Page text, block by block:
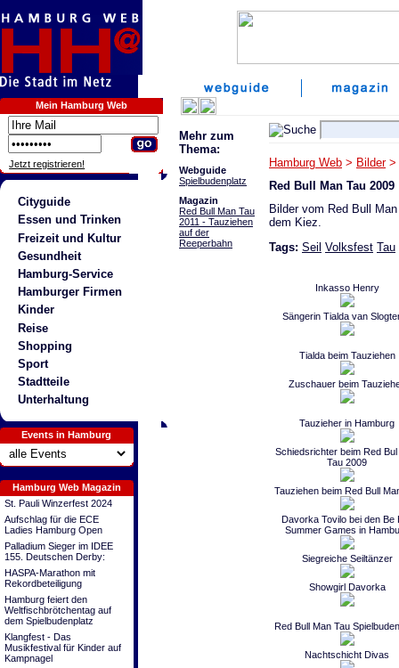
Mein Hamburg Web
Jetzt registrieren!
Cityguide
Essen und Trinken
Freizeit und Kultur
Gesundheit
Hamburg-Service
Hamburger Firmen
Kinder
Reise
Shopping
Sport
Stadtteile
Unterhaltung
Events in Hamburg
Hamburg Web Magazin
St. Pauli Winzerfest 2024
Aufschlag für die ECE
Ladies Hamburg Open
Palladium Sieger im IDEE
155. Deutschen Derby:
HASPA-Marathon mit
Rekordbeteiligung
Hamburg feiert den
Weltfischbrötchentag auf
dem Spielbudenplatz
Klangfest - Das
Musikfestival für Kinder auf
Kampnagel
Mehr zum
Thema:
Webguide
Spielbudenplatz
Magazin
Red Bull Man Tau
2011 - Tauziehen
auf der
Reeperbahn
Hamburg Web > Bilder>
Red Bull Man Tau 2009
Bilder vom Red Bull
dem Kiez.
Tags: Seil Volksfest Tau
Inkasso Henry
Sängerin Tialda van
Tialda beim Tauziehen
Zuschauer beim
Tauzieher in Hamburg
Schiedsrichter beim Red
Tau 2009
Tauziehen beim Red Bull
Davorka Tovilo bei den Be
Summer Games in
Siegreiche Seiltänzer
Showgirl Davorka
Red Bull Man Tau
Nachtschicht Divas